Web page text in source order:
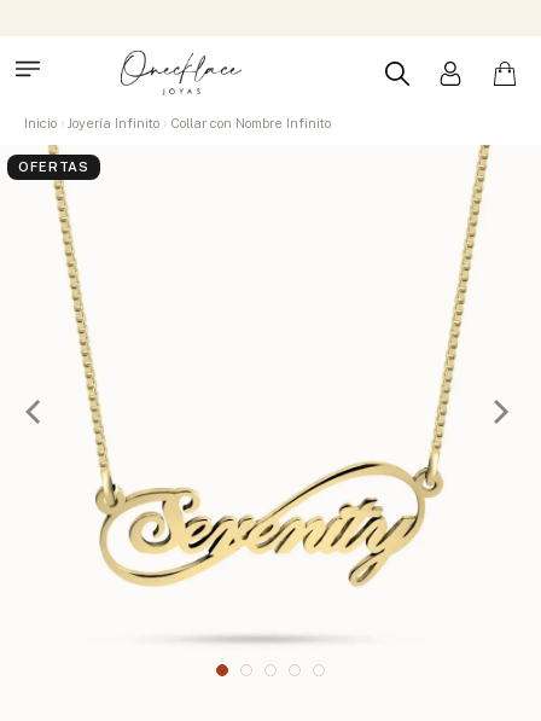
Inicio Joyería Infinito Collar con Nombre Infinito
OFERTAS